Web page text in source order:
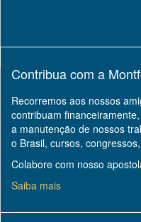
Contribua com a
Recorremos aos nossos
contribuam
a manutenção de nossos
o Brasil, cursos,
Colabore com nosso
Saiba mais